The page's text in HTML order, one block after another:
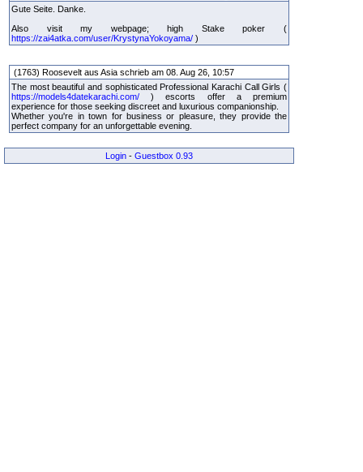
Gute Seite. Danke.
Also visit my webpage; high Stake poker (
https://zai4atka.com/user/KrystynaYokoyama/ )
(1763) Roosevelt aus Asia schrieb am 08. Aug 26, 10:57
The most beautiful and sophisticated Professional Karachi Call Girls (
https://models4datekarachi.com/ ) escorts offer a premium
experience for those seeking discreet and luxurious companionship.
Whether you're in town for business or pleasure, they provide the
perfect company for an unforgettable evening.
Login - Guestbox 0.93